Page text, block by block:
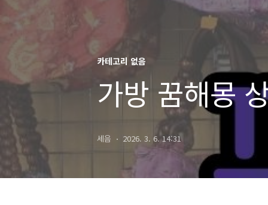
카테고리 없음
가방 꿈해몽
세음 2026. 3. 6. 14:31